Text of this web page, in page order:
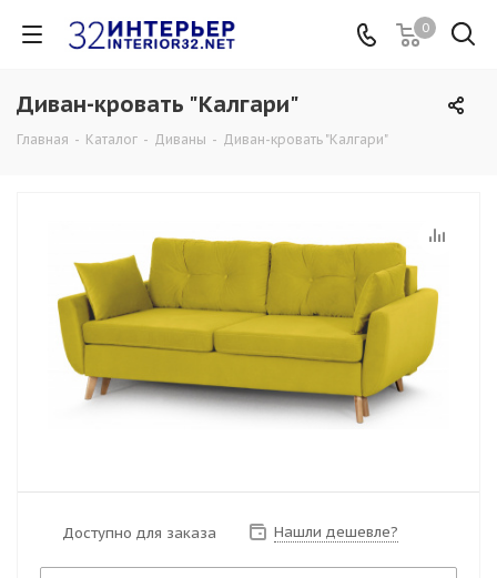
0
Диван-кровать "Калгари"
Главная - Каталог - Диваны - Диван-кровать "Калгари"
Доступно для заказа Нашли дешевле?